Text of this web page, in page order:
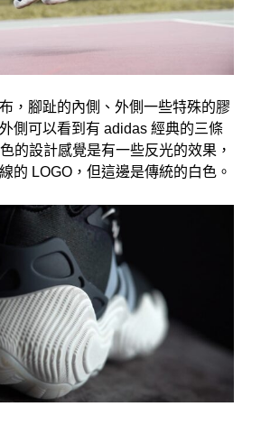
，腳趾的內側、外側一些特殊的膠
側可以看到有 adidas 經典的三條
的設計感覺是有一些反光的效果，
的 LOGO，但這邊是傳統的白色。